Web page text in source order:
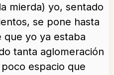
mierda) yo, sentado
se pone hasta
que yo ya estaba
tanta aglomeración
espacio que